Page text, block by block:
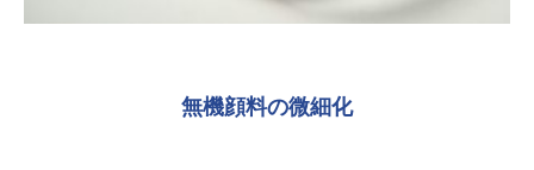
無機顔料の微細化